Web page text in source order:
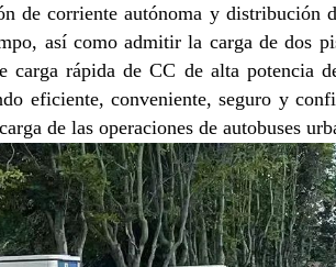
de corriente autónoma y distribución
así como admitir la carga de dos
carga rápida de CC de alta potencia
eficiente, conveniente, seguro y
de las operaciones de autobuses